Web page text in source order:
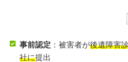
事前認定 ：被害者が後遺障害
社に提出